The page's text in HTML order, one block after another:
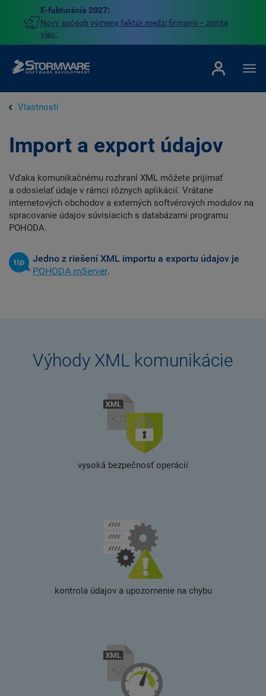
E-fakturácia 2027:
Nový spôsob výmeny faktúr medzi firmami – zistite
viac.
Vlastnosti
Import a export údajov
Vďaka komunikačnému rozhraní XML môžete prijímať
a odosielať údaje v rámci rôznych aplikácií. Vrátane
internetových obchodov a externých softvérových modulov na
spracovanie údajov súvisiacich s databázami programu
POHODA.
Jedno z riešení XML importu a exportu údajov je
POHODA mServer.
Výhody XML komunikácie
vysoká bezpečnosť operácií
kontrola údajov a upozornenie na chybu